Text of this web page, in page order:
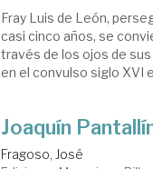
Fray Luis de León,
casi cinco años, se
través de los ojos de
en el convulso siglo XVI
Joaquín
Fragoso, José